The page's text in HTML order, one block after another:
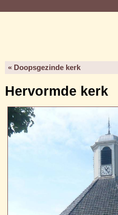
« Doopsgezinde kerk
Hervormde kerk